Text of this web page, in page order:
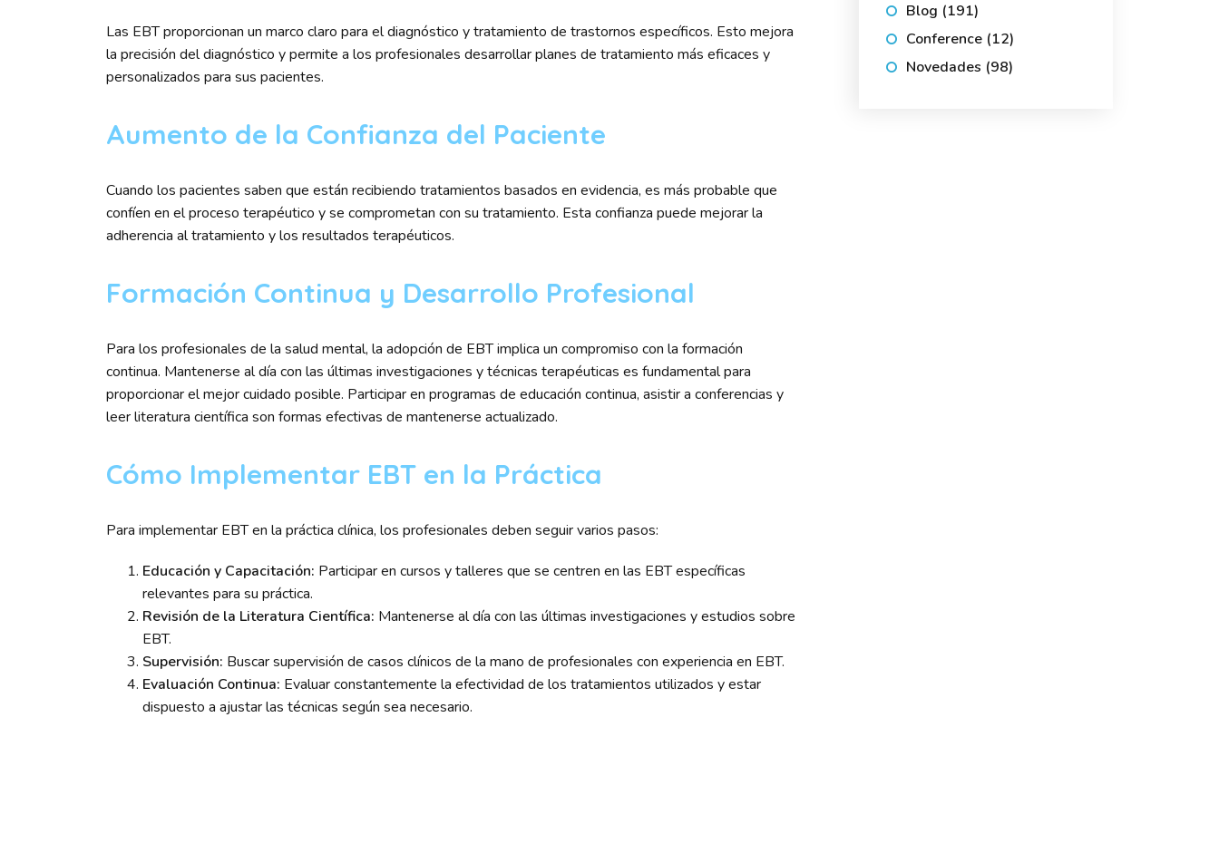
Las EBT proporcionan un marco claro para el diagnóstico y tratamiento de trastornos específicos. Esto mejora
la precisión del diagnóstico y permite a los profesionales desarrollar planes de tratamiento más eficaces y
personalizados para sus pacientes.
Aumento de la Confianza del Paciente
Cuando los pacientes saben que están recibiendo tratamientos basados en evidencia, es más probable que
confíen en el proceso terapéutico y se comprometan con su tratamiento. Esta confianza puede mejorar la
adherencia al tratamiento y los resultados terapéuticos.
Formación Continua y Desarrollo Profesional
Para los profesionales de la salud mental, la adopción de EBT implica un compromiso con la formación
continua. Mantenerse al día con las últimas investigaciones y técnicas terapéuticas es fundamental para
proporcionar el mejor cuidado posible. Participar en programas de educación continua, asistir a conferencias y
leer literatura científica son formas efectivas de mantenerse actualizado.
Cómo Implementar EBT en la Práctica
Para implementar EBT en la práctica clínica, los profesionales deben seguir varios pasos:
Educación y Capacitación: Participar en cursos y talleres que se centren en las EBT específicas
relevantes para su práctica.
Revisión de la Literatura Científica: Mantenerse al día con las últimas investigaciones y estudios sobre
EBT.
Supervisión: Buscar supervisión de casos clínicos de la mano de profesionales con experiencia en EBT.
Evaluación Continua: Evaluar constantemente la efectividad de los tratamientos utilizados y estar
dispuesto a ajustar las técnicas según sea necesario.
Blog (191)
Conference (12)
Novedades (98)